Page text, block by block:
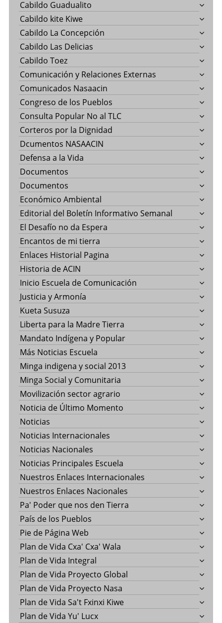
Cabildo Guadualito
Cabildo kite Kiwe
Cabildo La Concepción
Cabildo Las Delicias
Cabildo Toez
Comunicación y Relaciones Externas
Comunicados Nasaacin
Congreso de los Pueblos
Consulta Popular No al TLC
Corteros por la Dignidad
Dcumentos NASAACIN
Defensa a la Vida
Documentos
Documentos
Económico Ambiental
Editorial del Boletín Informativo Semanal
El Desafío no da Espera
Encantos de mi tierra
Enlaces Historial Pagina
Historia de ACIN
Inicio Escuela de Comunicación
Justicia y Armonía
Kueta Susuza
Liberta para la Madre Tierra
Mandato Indígena y Popular
Más Noticias Escuela
Minga indigena y social 2013
Minga Social y Comunitaria
Movilización sector agrario
Noticia de Último Momento
Noticias
Noticias Internacionales
Noticias Nacionales
Noticias Principales Escuela
Nuestros Enlaces Internacionales
Nuestros Enlaces Nacionales
Pa' Poder que nos den Tierra
País de los Pueblos
Pie de Página Web
Plan de Vida Cxa' Cxa' Wala
Plan de Vida Integral
Plan de Vida Proyecto Global
Plan de Vida Proyecto Nasa
Plan de Vida Sa't Fxinxi Kiwe
Plan de Vida Yu' Lucx